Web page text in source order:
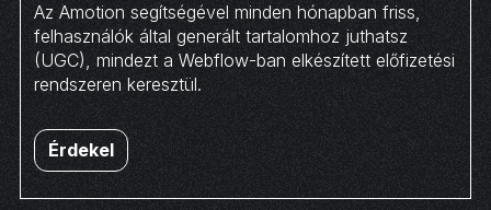
Az Amotion segítségével minden hónapban friss,
felhasználók által generált tartalomhoz juthatsz
(UGC), mindezt a Webflow-ban elkészített előfizetési
rendszeren keresztül.
Érdekel